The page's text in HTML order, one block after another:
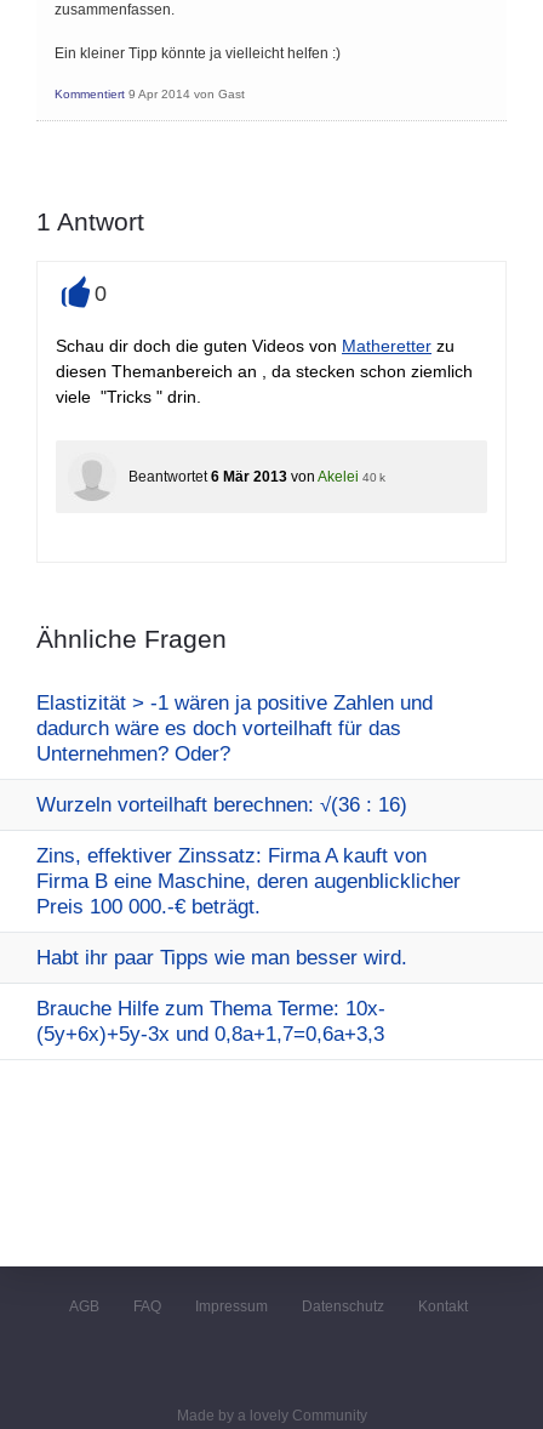
zusammenfassen.
Ein kleiner Tipp könnte ja vielleicht helfen :)
Kommentiert 9 Apr 2014 von Gast
1 Antwort
0
Schau dir doch die guten Videos von Matheretter zu
diesen Themanbereich an , da stecken schon ziemlich
viele "Tricks " drin.
Beantwortet 6 Mär 2013 von Akelei 40 k
Ähnliche Fragen
Elastizität > -1 wären ja positive Zahlen und
dadurch wäre es doch vorteilhaft für das
Unternehmen? Oder?
Wurzeln vorteilhaft berechnen: √(36 : 16)
Zins, effektiver Zinssatz: Firma A kauft von
Firma B eine Maschine, deren augenblicklicher
Preis 100 000.-€ beträgt.
Habt ihr paar Tipps wie man besser wird.
Brauche Hilfe zum Thema Terme: 10x-
(5y+6x)+5y-3x und 0,8a+1,7=0,6a+3,3
AGB FAQ Impressum Datenschutz Kontakt
Made by a lovely Community